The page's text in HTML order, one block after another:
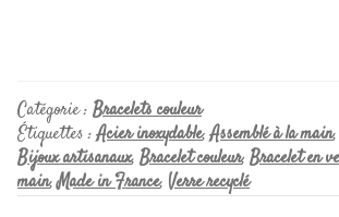
Catégorie : Bracelets couleur
Étiquettes :Acier inoxydable,Assemblé à la main,
Bijoux artisanaux, Bracelet couleur, Bracelet en
main,Made in France, Verre recyclé